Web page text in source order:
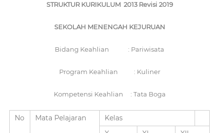
m
r
n
STRUKTUR KURIKULUM 2013 Revisi 2019
SEKOLAH MENENGAH KEJURUAN
Bidang Keahlian : Pariwisata
Program Keahlian : Kuliner
Kompetensi Keahlian : Tata Boga
No Mata Pelajaran
Kelas